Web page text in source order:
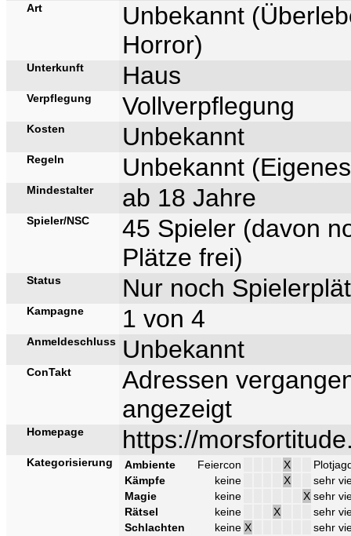
Art
Unbekannt
Horror)
Unterkunft Haus
Verpflegung Vollverpflegung
Kosten Unbekannt
Regeln Unbekannt
Mindestalter ab 18 Jahre
Spieler/NSC
45 Spieler (davon
Plätze frei)
Status Nur noch
Kampagne 1 von 4
Anmeldeschluss Unbekannt
ConTakt
Adressen
angezeigt
Homepage https://
Kategorisierung Ambiente Feiercon X
Kämpfe
keine X
sehr
Magie
keine X sehr
Rätsel
keine X
sehr
Schlachten
keine X
sehr